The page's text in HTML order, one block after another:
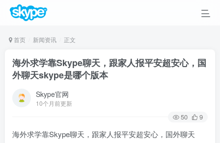
首页 新闻资讯 正文
海外求学靠Skype聊天，跟家人报平安超安心，国
外聊天skype是哪个版本
Skype官网
10个月前更新
50 9
海外求学靠Skype聊天，跟家人报平安超安心，国外聊天